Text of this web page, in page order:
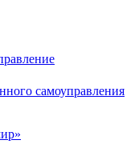
самоуправления